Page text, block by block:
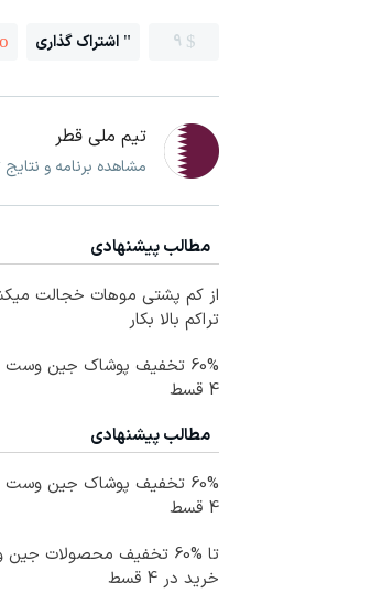
9 اشتراک گذاری
تیم ملی قطر
مشاهده برنامه و
مطالب پیشنهادی
از کم پشتی موهات خجالت
تراکم بالا بکار
60% تخفیف پوشاک جین
4 قسط
مطالب پیشنهادی
60% تخفیف پوشاک جین
4 قسط
تا %60 تخفیف محصولات
خرید در 4 قسط